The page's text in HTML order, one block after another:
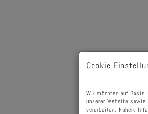
Cookie
Wir möchten auf Basis
unserer Website sowie
verarbeiten. Nähere